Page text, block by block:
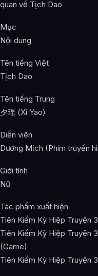
quan về Tịch Dao
Mục
Nội dung
Tên tiếng Việt
Tịch Dao
Tên tiếng Trung
夕瑶 (Xi Yao)
Diễn viên
Dương Mịch (Phim truyền
Giới tính
Nữ
Tác phẩm xuất hiện
Tiên Kiếm Kỳ Hiệp Truyện
Tiên Kiếm Kỳ Hiệp Truyện
(Game)
Tiên Kiếm Kỳ Hiệp Truyện